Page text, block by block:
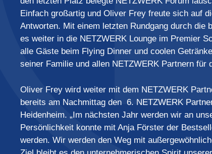
Einfach großartig und Oliver Frey freute sich auf
Antworten. Mit einem letzten Rundgang durch die
es weiter in die NETZWERK Lounge im Premier
alle Gäste beim Flying Dinner und coolen
seiner Familie und allen NETZWERK Partnern für
Oliver Frey wird weiter mit dem NETZWERK
bereits am Nachmittag den 6. NETZWERK
Heidenheim. „Im nächsten Jahr werden wir an
Persönlichkeit konnte mit Anja Förster der
werden. Wir werden den Weg mit